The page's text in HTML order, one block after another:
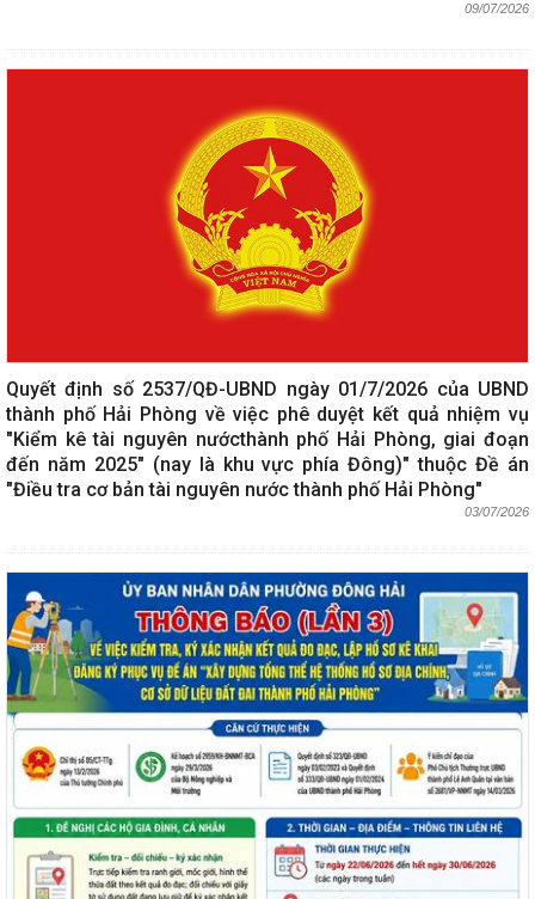
09/07/2026
Quyết định số 2537/QĐ-UBND ngày 01/7/2026 của UBND
thành phố Hải Phòng về việc phê duyệt kết quả nhiệm vụ
"Kiểm kê tài nguyên nướcthành phố Hải Phòng, giai đoạn
đến năm 2025" (nay là khu vực phía Đông)" thuộc Đề án
"Điều tra cơ bản tài nguyên nước thành phố Hải Phòng"
03/07/2026